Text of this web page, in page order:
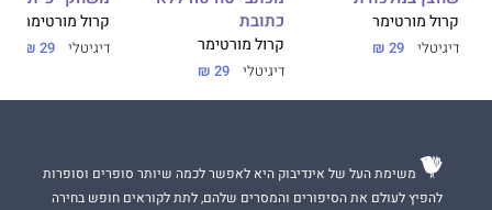
קרול מורטימר
דיגיטלי 29 ₪
כתובת
קרול מורטימר
דיגיטלי 29 ₪
קרול מורטימר
דיגיטלי 29 ₪
משימת העל של אינדיבוק היא לאפשר לכמה שיותר סופרים וסופרות
להפיץ לעולם את הסיפורים והמסרים שלהם, לתת לקוראים חופש בחירה